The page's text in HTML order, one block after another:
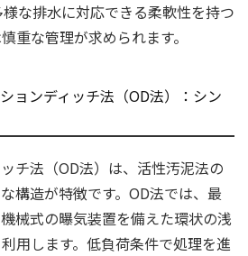
な排水に対応できる柔軟性を持つ
重な管理が求められます。
ョンディッチ法（OD法）：シン
チ法（OD法）は、活性汚泥法の
構造が特徴です。OD法では、最
械式の曝気装置を備えた環状の浅
用します。低負荷条件で処理を進